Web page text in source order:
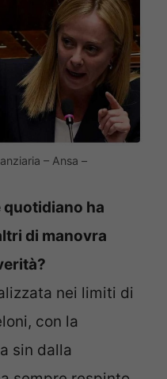
– Ansa –
quotidiano ha
di manovra
nei limiti di
con la
sin dalla